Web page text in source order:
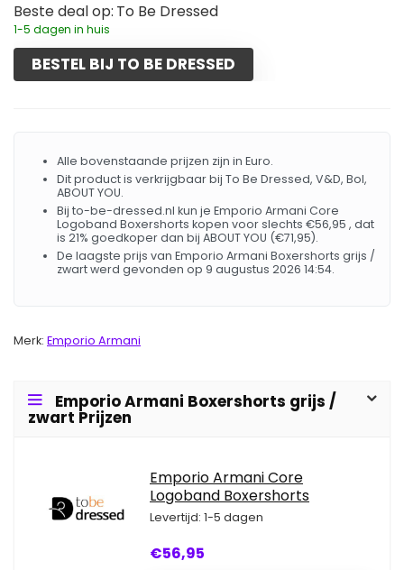
Beste deal op: To Be Dressed
1-5 dagen in huis
BESTEL BIJ TO BE DRESSED
Alle bovenstaande prijzen zijn in Euro.
Dit product is verkrijgbaar bij To Be Dressed, V&D, Bol,
ABOUT YOU.
Bij to-be-dressed.nl kun je Emporio Armani Core
Logoband Boxershorts kopen voor slechts €56,95 , dat
is 21% goedkoper dan bij ABOUT YOU (€71,95).
De laagste prijs van Emporio Armani Boxershorts grijs /
zwart werd gevonden op 9 augustus 2026 14:54.
Merk: Emporio Armani
Emporio Armani Boxershorts grijs /
zwart Prijzen
Emporio Armani Core
Logoband Boxershorts
Levertijd: 1-5 dagen
€56,95